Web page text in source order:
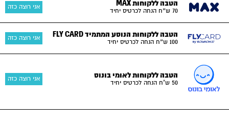
הטבה ללקוחות MAX
70 ש״ח הנחה לכרטיס יחיד
אני רוצה כזה
הטבה ללקוחות הנוסע המתמיד FLY CARD
100 ש״ח הנחה לכרטיס יחיד
אני רוצה כזה
הטבה ללקוחות לאומי בונוס
50 ש"ח הנחה לכרטיס יחיד
אני רוצה כזה